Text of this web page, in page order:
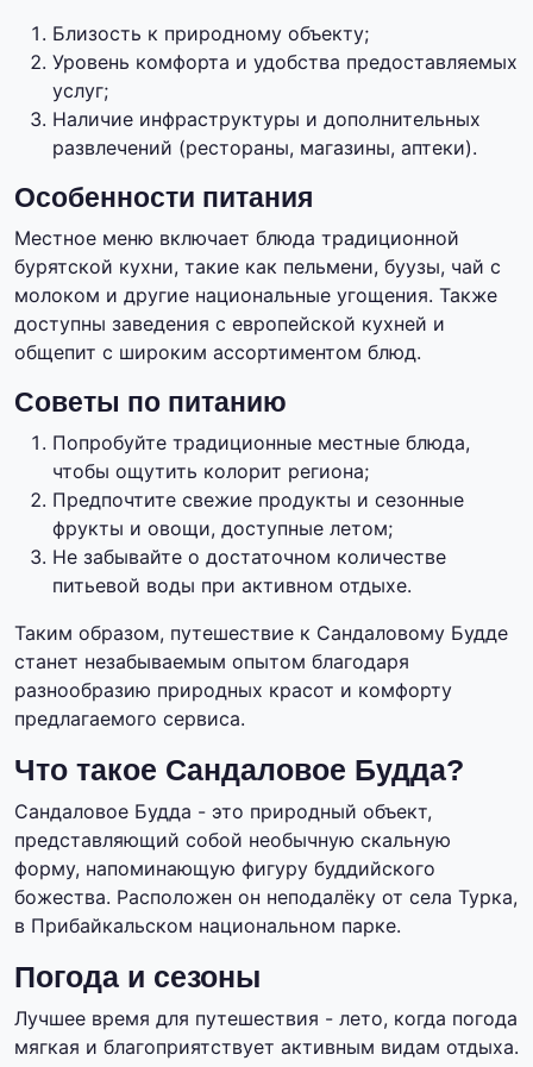
Близость к природному объекту;
Уровень комфорта и удобства предоставляемых
услуг;
Наличие инфраструктуры и дополнительных
развлечений (рестораны, магазины, аптеки).
Особенности питания
Местное меню включает блюда традиционной
бурятской кухни, такие как пельмени, буузы, чай с
молоком и другие национальные угощения. Также
доступны заведения с европейской кухней и
общепит с широким ассортиментом блюд.
Советы по питанию
Попробуйте традиционные местные блюда,
чтобы ощутить колорит региона;
Предпочтите свежие продукты и сезонные
фрукты и овощи, доступные летом;
Не забывайте о достаточном количестве
питьевой воды при активном отдыхе.
Таким образом, путешествие к Сандаловому Будде
станет незабываемым опытом благодаря
разнообразию природных красот и комфорту
предлагаемого сервиса.
Что такое Сандаловое Будда?
Сандаловое Будда - это природный объект,
представляющий собой необычную скальную
форму, напоминающую фигуру буддийского
божества. Расположен он неподалёку от села Турка,
в Прибайкальском национальном парке.
Погода и сезоны
Лучшее время для путешествия - лето, когда погода
мягкая и благоприятствует активным видам отдыха.